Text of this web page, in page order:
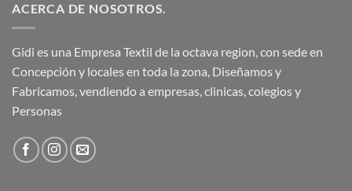
ACERCA DE NOSOTROS.
Gidi es una Empresa Textil de la octava region, con sede en
Concepción y locales en toda la zona, Diseñamos y
Fabricamos, vendiendo a empresas, clinicas, colegios y
Personas